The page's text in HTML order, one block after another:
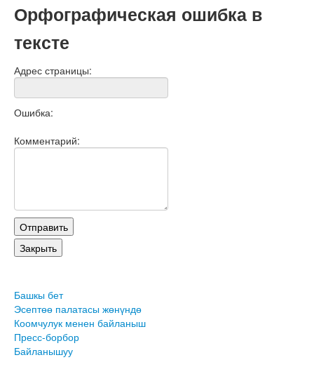
Орфографическая ошибка в
тексте
Адрес страницы:
Ошибка:
Комментарий:
Башкы бет
Эсептөө палатасы жөнүндө
Коомчулук менен байланыш
Пресс-борбор
Байланышуу